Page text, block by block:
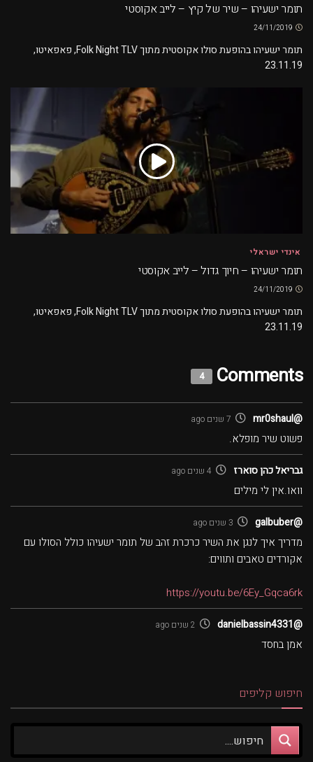
תומר ישעיהו – שיר של קיץ – לייב אקוסטי
תומר ישעיהו בהופעת סולו אקוסטית מתוך Folk Night TLV, פאפאיטו,
23.11.19
אינדי ישראלי
תומר ישעיהו – חיוך גדול – לייב אקוסטי
תומר ישעיהו בהופעת סולו אקוסטית מתוך Folk Night TLV, פאפאיטו,
23.11.19
Comments
4
@mr0shaul 7 שנים ago
פשוט שיר מופלא.
גבריאל כהן סוארז 4 שנים ago
וואו.אין לי מילים
@galbuber 3 שנים ago
מדריך איך לנגן את השיר כרכרת זהב של תומר ישעיהו כולל הסולו עם
אקורדים טאבים ותווים:
https://youtu.be/6Ey_Gqca6rk
@danielbassin4331 2 שנים ago
אמן בחסד
חיפוש קליפים